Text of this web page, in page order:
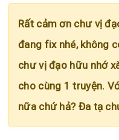
Rất cảm ơn chư vị
đang fix nhé, không
chư vị đạo hữu nhớ
cho cùng 1 truyện.
nữa chứ hả? Đa tạ